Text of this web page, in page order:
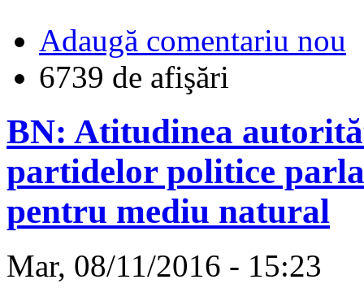
Adaugă comentariu nou
6739 de afişări
BN: Atitudinea
partidelor politice
pentru mediu natural
Mar, 08/11/2016 - 15:23